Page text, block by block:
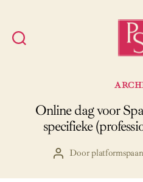
Online dag voor
specifieke
Berichtauteur
Door